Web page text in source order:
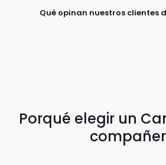
Qué opinan nuestros clientes
Porqué elegir un